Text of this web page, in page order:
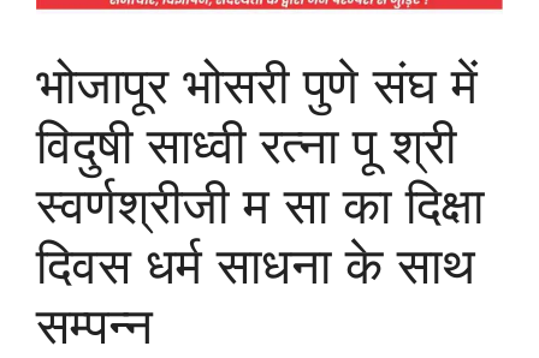
भोजापूर भोसरी पुणे संघ में
विदुषी साध्वी रत्ना पू श्री
स्वर्णश्रीजी म सा का दिक्षा
दिवस धर्म साधना के साथ
सम्पन्न